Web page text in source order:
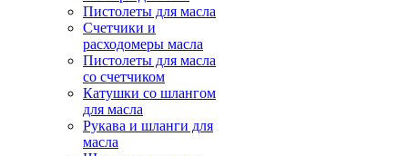
Пистолеты для масла
Счетчики и
расходомеры масла
Пистолеты для масла
со счетчиком
Катушки со шлангом
для масла
Рукава и шланги для
масла